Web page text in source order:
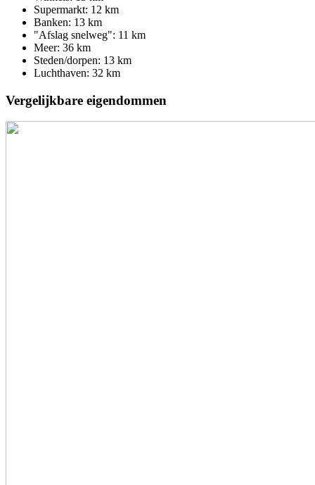
Supermarkt: 12 km
Banken: 13 km
"Afslag snelweg": 11 km
Meer: 36 km
Steden/dorpen: 13 km
Luchthaven: 32 km
Vergelijkbare eigendommen